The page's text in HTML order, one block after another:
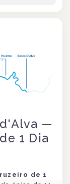
—
1 Dia
de 1